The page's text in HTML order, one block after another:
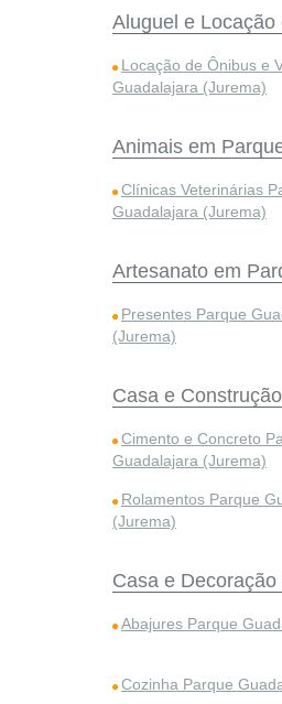
Aluguel e
Locação de Ônibus e
Guadalajara (Jurema)
Animais em
Clínicas Veterinárias
Guadalajara (Jurema)
Artesanato em
Presentes Parque
(Jurema)
Casa e
Cimento e Concreto
Guadalajara (Jurema)
Rolamentos Parque
(Jurema)
Casa e
Abajures Parque
Cozinha Parque